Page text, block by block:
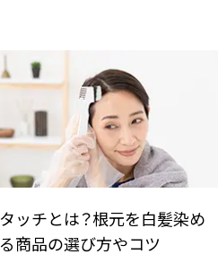
白髪の根元染めを自宅
のポイント｜お出かけ